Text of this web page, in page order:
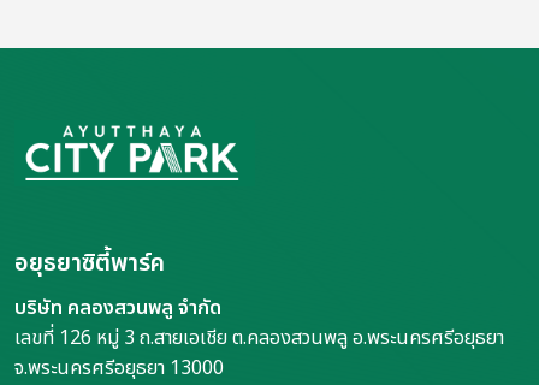
อยุธยาซิตี้พาร์ค
บริษัท คลองสวนพลู จำกัด
เลขที่ 126 หมู่ 3 ถ.สายเอเชีย ต.คลองสวนพลู อ.พระนครศรีอยุธยา
จ.พระนครศรีอยุธยา 13000